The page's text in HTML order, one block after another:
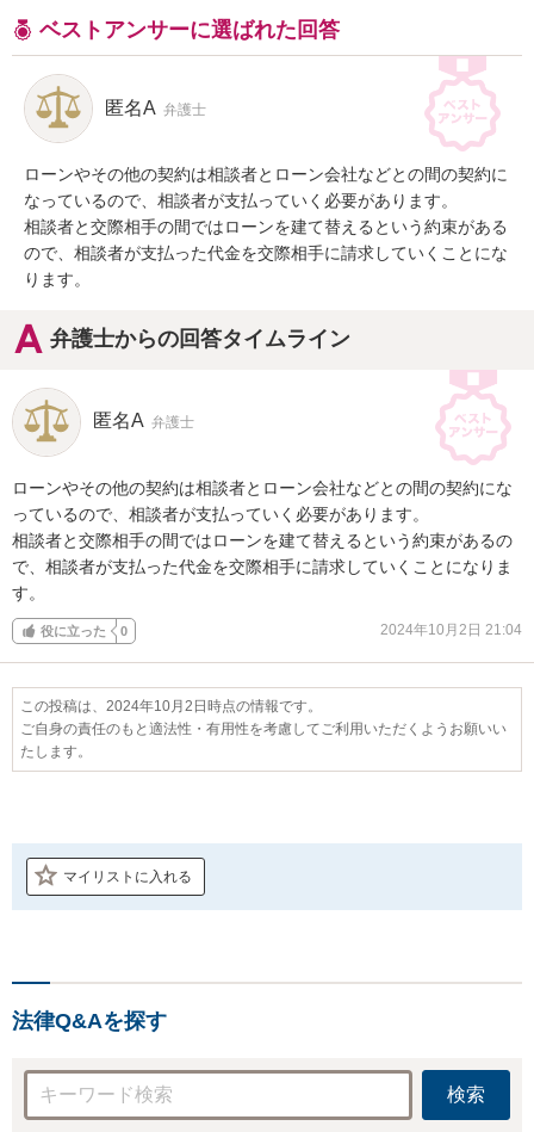
ベストアンサーに選ばれた回答
匿名A 弁護士
ローンやその他の契約は相談者とローン会社などとの間の契約に
なっているので、相談者が支払っていく必要があります。
相談者と交際相手の間ではローンを建て替えるという約束がある
ので、相談者が支払った代金を交際相手に請求していくことにな
ります。
弁護士からの回答タイムライン
匿名A 弁護士
ローンやその他の契約は相談者とローン会社などとの間の契約にな
っているので、相談者が支払っていく必要があります。
相談者と交際相手の間ではローンを建て替えるという約束があるの
で、相談者が支払った代金を交際相手に請求していくことになりま
す。
役に立った 0 2024年10月2日 21:04
この投稿は、2024年10月2日時点の情報です。
ご自身の責任のもと適法性・有用性を考慮してご利用いただくようお願いい
たします。
マイリストに入れる
法律Q&Aを探す
検索